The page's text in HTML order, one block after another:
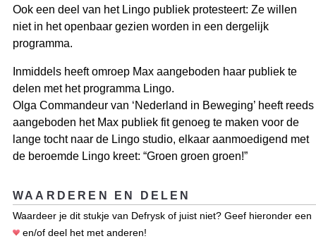
Ook een deel van het Lingo publiek protesteert: Ze willen
niet in het openbaar gezien worden in een dergelijk
programma.
Inmiddels heeft omroep Max aangeboden haar publiek te
delen met het programma Lingo.
Olga Commandeur van ‘Nederland in Beweging’ heeft reeds
aangeboden het Max publiek fit genoeg te maken voor de
lange tocht naar de Lingo studio, elkaar aanmoedigend met
de beroemde Lingo kreet: “Groen groen groen!”
WAARDEREN EN DELEN
Waardeer je dit stukje van Defrysk of juist niet? Geef hieronder een
en/of deel het met anderen!